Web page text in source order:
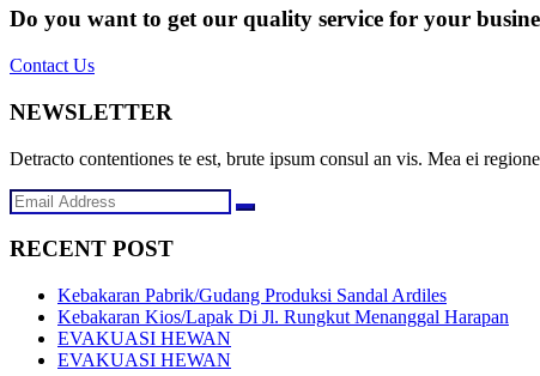
Do you want to get our quality service for your
Contact Us
NEWSLETTER
Detracto contentiones te est, brute ipsum consul an vis. Mea ei
RECENT POST
Kebakaran Pabrik/Gudang Produksi Sandal Ardiles
Kebakaran Kios/Lapak Di Jl. Rungkut Menanggal Harapan
EVAKUASI HEWAN
EVAKUASI HEWAN